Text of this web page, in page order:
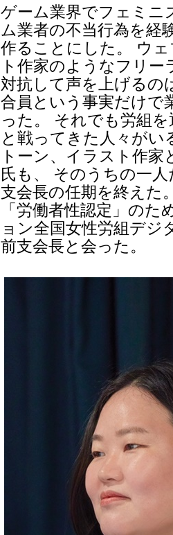
ゲーム業界でフェミニ
ム業者の不当行為を経
作ることにした。 ウ
ト作家のようなフリ
対抗して声を上げるの
合員という事実だけで
った。 それでも労組
と戦ってきた人々がい
トーン、イラスト作
氏も、 そのうちの一
支会長の任期を終えた
「労働者性認定」の
ョン全国女性労組デジ
前支会長と会った。